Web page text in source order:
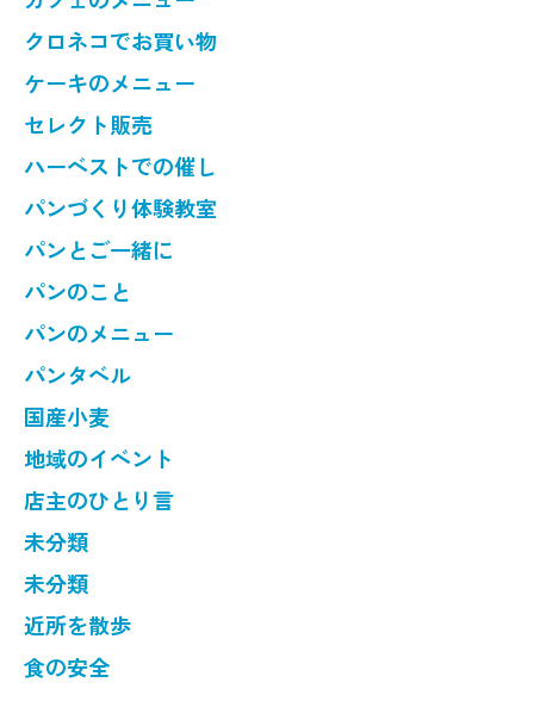
クロネコでお買い物
ケーキのメニュー
セレクト販売
ハーベストでの催し
パンづくり体験教室
パンとご一緒に
パンのこと
パンのメニュー
パンタベル
国産小麦
地域のイベント
店主のひとり言
未分類
未分類
近所を散歩
食の安全